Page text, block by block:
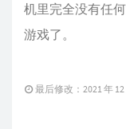
机里完全没有任
游戏了。
最后修改：2021 年 12